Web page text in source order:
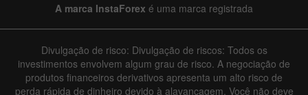
A marca InstaForex é uma marca registrada
Divulgação de risco: Divulgação de riscos: Todos os
investimentos envolvem algum grau de risco. A negociação de
produtos financeiros derivativos apresenta um alto risco de
perda rápida de dinheiro devido à alavancagem. Você não deve